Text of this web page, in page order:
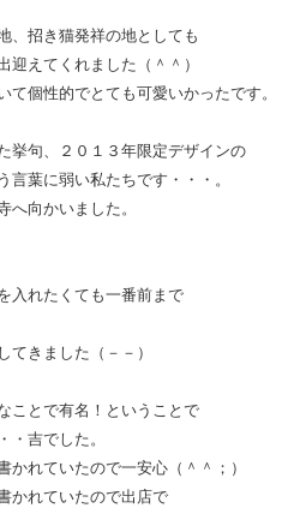
、招き猫発祥の地としても
えてくれました（＾＾）
個性的でとても可愛いかったです。
挙句、２０１３年限定デザインの
葉に弱い私たちです・・・。
へ向かいました。
入れたくても一番前まで
てきました（－－）
ことで有名！ということで
・吉でした。
れていたので一安心（＾＾；）
かれていたので出店で